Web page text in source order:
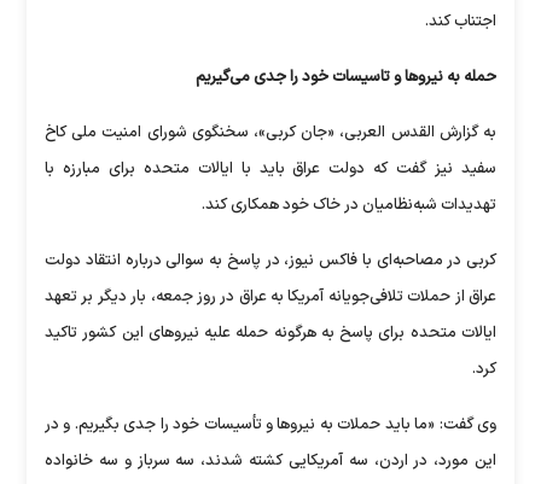
اجتناب کند.
حمله به نیروها و تاسیسات خود را جدی می‌گیریم
به گزارش القدس العربی، «جان کربی»، سخنگوی شورای امنیت ملی کاخ
سفید نیز ‌گفت که دولت عراق باید با ایالات متحده برای مبارزه با
تهدیدات شبه‌نظامیان در خاک خود همکاری کند.
کربی در مصاحبه‌ای با فاکس نیوز، در پاسخ به سوالی درباره انتقاد دولت
عراق از حملات تلافی‌جویانه آمریکا به عراق در روز جمعه، بار دیگر بر تعهد
ایالات متحده برای پاسخ به هرگونه حمله علیه نیروهای این کشور تاکید
کرد.
وی گفت: «ما باید حملات به نیروها و تأسیسات خود را جدی بگیریم. و در
این مورد، در اردن، سه آمریکایی کشته شدند، سه سرباز و سه خانواده